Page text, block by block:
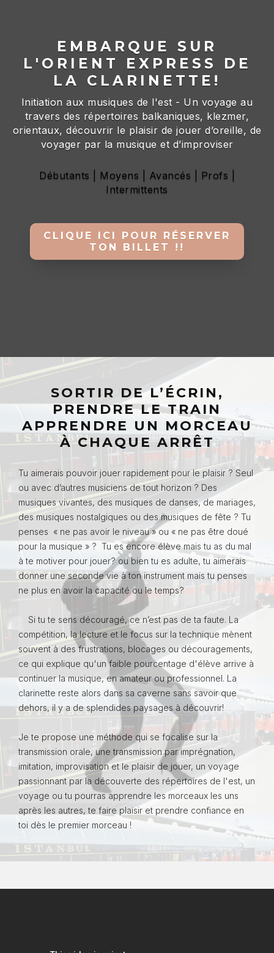
EMBARQUE SUR
L'ORIENT EXPRESS DE
LA CLARINETTE!
Initiation aux musiques de l'est - Un voyage au
travers des répertoires balkaniques, klezmer,
orientaux, découvrir le plaisir de jouer d’oreille, de
voyager par la musique et d’improviser
Débutants | Moyens | Avancés | Profs
Intermittents
CLIQUE ICI POUR RÉSERVER
TON BILLET !!
SORTIR DE L’ÉCRIN,
PRENDRE LE TRAIN
APPRENDRE UN MORCEAU
À CHAQUE ARRÊT
Tu aimerais pouvoir jouer rapidement pour le plaisir ? Seul
ou avec d’autres musiciens de tout horizon ? Des
musiques vivantes, des musiques de danses, de mariages,
des musiques nostalgiques ou des musiques de fête ? Tu
penses « ne pas avoir le niveau » ou « ne pas être doué
pour la musique » ? Tu es encore élève mais tu as du mal
à te motiver pour jouer? ou bien tu es adulte, tu aimerais
donner une seconde vie à ton instrument mais tu penses
ne plus en avoir la capacité ou le temps?
Si tu te sens découragé, ce n’est pas de ta faute. La
compétition, la lecture et le focus sur la technique mènent
souvent à des frustrations, blocages ou découragements,
ce qui explique qu'un faible pourcentage d'élève arrive à
continuer la musique, en amateur ou professionnel. La
clarinette reste alors dans sa caverne sans savoir que
dehors, il y a de splendides paysages à découvrir!
Je te propose une méthode qui se focalise sur la
transmission orale, une transmission par imprégnation,
imitation, improvisation et le plaisir de jouer, un voyage
passionnant par la découverte des répertoires de l'est, un
voyage ou tu pourras apprendre les morceaux les uns
après les autres, te faire plaisir et prendre confiance en
toi dès le premier morceau !